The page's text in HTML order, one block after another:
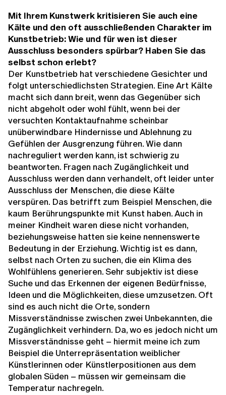
Mit Ihrem Kunstwerk kritisieren Sie auch eine
Kälte und den oft ausschließenden Charakter im
Kunstbetrieb: Wie und für wen ist dieser
Ausschluss besonders spürbar? Haben Sie das
selbst schon erlebt?
Der Kunstbetrieb hat verschiedene Gesichter und
folgt unterschiedlichsten Strategien. Eine Art Kälte
macht sich dann breit, wenn das Gegenüber sich
nicht abgeholt oder wohl fühlt, wenn bei der
versuchten Kontaktaufnahme scheinbar
unüberwindbare Hindernisse und Ablehnung zu
Gefühlen der Ausgrenzung führen. Wie dann
nachreguliert werden kann, ist schwierig zu
beantworten. Fragen nach Zugänglichkeit und
Ausschluss werden dann verhandelt, oft leider unter
Ausschluss der Menschen, die diese Kälte
verspüren. Das betrifft zum Beispiel Menschen, die
kaum Berührungspunkte mit Kunst haben. Auch in
meiner Kindheit waren diese nicht vorhanden,
beziehungsweise hatten sie keine nennenswerte
Bedeutung in der Erziehung. Wichtig ist es dann,
selbst nach Orten zu suchen, die ein Klima des
Wohlfühlens generieren. Sehr subjektiv ist diese
Suche und das Erkennen der eigenen Bedürfnisse,
Ideen und die Möglichkeiten, diese umzusetzen. Oft
sind es auch nicht die Orte, sondern
Missverständnisse zwischen zwei Unbekannten, die
Zugänglichkeit verhindern. Da, wo es jedoch nicht um
Missverständnisse geht – hiermit meine ich zum
Beispiel die Unterrepräsentation weiblicher
Künstlerinnen oder Künstlerpositionen aus dem
globalen Süden – müssen wir gemeinsam die
Temperatur nachregeln.